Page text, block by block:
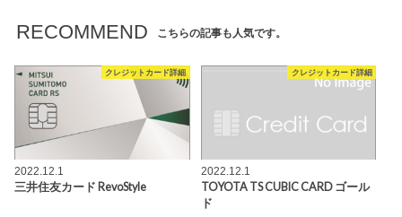
RECOMMEND こちらの記事も人気です。
クレジットカード詳細
2022.12.1
三井住友カード RevoStyle
クレジットカード詳細
2022.12.1
TOYOTA TS CUBIC CARD ゴール
ド